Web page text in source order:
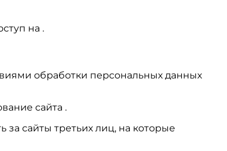
на .
обработки персональных данных
сайта .
за сайты третьих лиц, на которые